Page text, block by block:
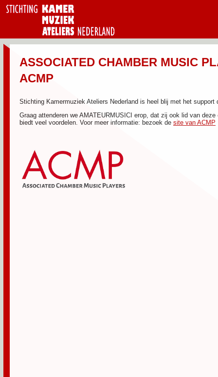
ASSOCIATED CHAMBER MUSIC
ACMP
Stichting Kamermuziek Ateliers Nederland is heel blij met het support
Graag attenderen we AMATEURMUSICI erop, dat zij ook lid van
biedt veel voordelen. Voor meer informatie: bezoek de site van ACMP